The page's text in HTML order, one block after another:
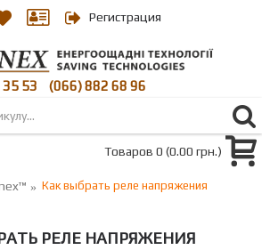
Регистрация
53
(066) 882 68 96
Товаров 0 (0.00 грн.)
Как выбрать реле напряжения
РЕЛЕ НАПРЯЖЕНИЯ